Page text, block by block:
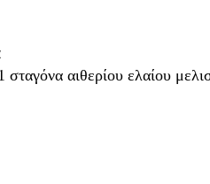
αιθερίου ελαίου